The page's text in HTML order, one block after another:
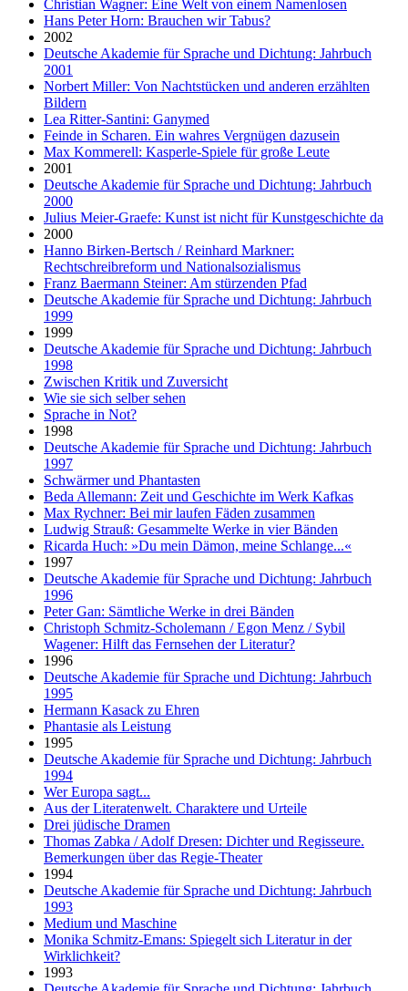
Christian Wagner: Eine Welt von einem Namenlosen
Hans Peter Horn: Brauchen wir Tabus?
2002
Deutsche Akademie für Sprache und Dichtung: Jahrbuch
2001
Norbert Miller: Von Nachtstücken und anderen erzählten
Bildern
Lea Ritter-Santini: Ganymed
Feinde in Scharen. Ein wahres Vergnügen dazusein
Max Kommerell: Kasperle-Spiele für große Leute
2001
Deutsche Akademie für Sprache und Dichtung: Jahrbuch
2000
Julius Meier-Graefe: Kunst ist nicht für Kunstgeschichte da
2000
Hanno Birken-Bertsch / Reinhard Markner:
Rechtschreibreform und Nationalsozialismus
Franz Baermann Steiner: Am stürzenden Pfad
Deutsche Akademie für Sprache und Dichtung: Jahrbuch
1999
1999
Deutsche Akademie für Sprache und Dichtung: Jahrbuch
1998
Zwischen Kritik und Zuversicht
Wie sie sich selber sehen
Sprache in Not?
1998
Deutsche Akademie für Sprache und Dichtung: Jahrbuch
1997
Schwärmer und Phantasten
Beda Allemann: Zeit und Geschichte im Werk Kafkas
Max Rychner: Bei mir laufen Fäden zusammen
Ludwig Strauß: Gesammelte Werke in vier Bänden
Ricarda Huch: »Du mein Dämon, meine Schlange...«
1997
Deutsche Akademie für Sprache und Dichtung: Jahrbuch
1996
Peter Gan: Sämtliche Werke in drei Bänden
Christoph Schmitz-Scholemann / Egon Menz / Sybil
Wagener: Hilft das Fernsehen der Literatur?
1996
Deutsche Akademie für Sprache und Dichtung: Jahrbuch
1995
Hermann Kasack zu Ehren
Phantasie als Leistung
1995
Deutsche Akademie für Sprache und Dichtung: Jahrbuch
1994
Wer Europa sagt...
Aus der Literatenwelt. Charaktere und Urteile
Drei jüdische Dramen
Thomas Zabka / Adolf Dresen: Dichter und Regisseure.
Bemerkungen über das Regie-Theater
1994
Deutsche Akademie für Sprache und Dichtung: Jahrbuch
1993
Medium und Maschine
Monika Schmitz-Emans: Spiegelt sich Literatur in der
Wirklichkeit?
1993